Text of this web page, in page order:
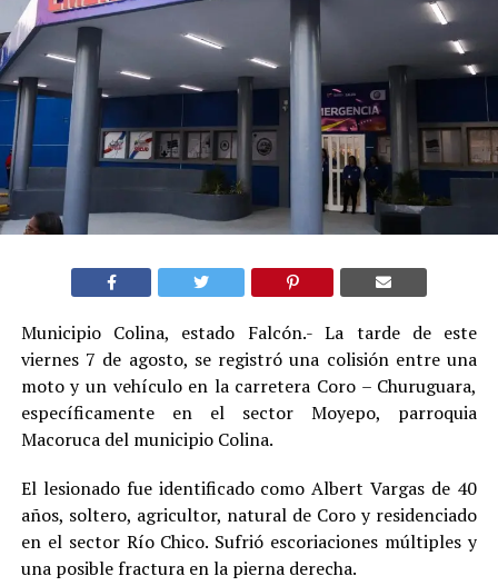
Municipio Colina, estado Falcón.- La tarde de este
viernes 7 de agosto, se registró una colisión entre una
moto y un vehículo en la carretera Coro – Churuguara,
específicamente en el sector Moyepo, parroquia
Macoruca del municipio Colina.
El lesionado fue identificado como Albert Vargas de 40
años, soltero, agricultor, natural de Coro y residenciado
en el sector Río Chico. Sufrió escoriaciones múltiples y
una posible fractura en la pierna derecha.